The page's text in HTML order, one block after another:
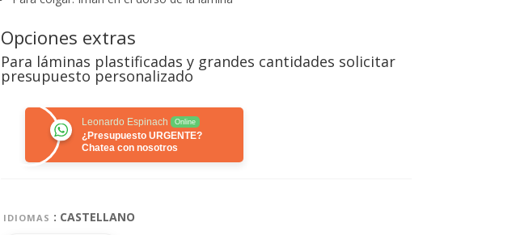
Opciones extras
Para láminas plastificadas y grandes cantidades solicitar
presupuesto personalizado
Leonardo Espinach Online
¿Presupuesto URGENTE?
Chatea con nosotros
IDIOMAS : CASTELLANO